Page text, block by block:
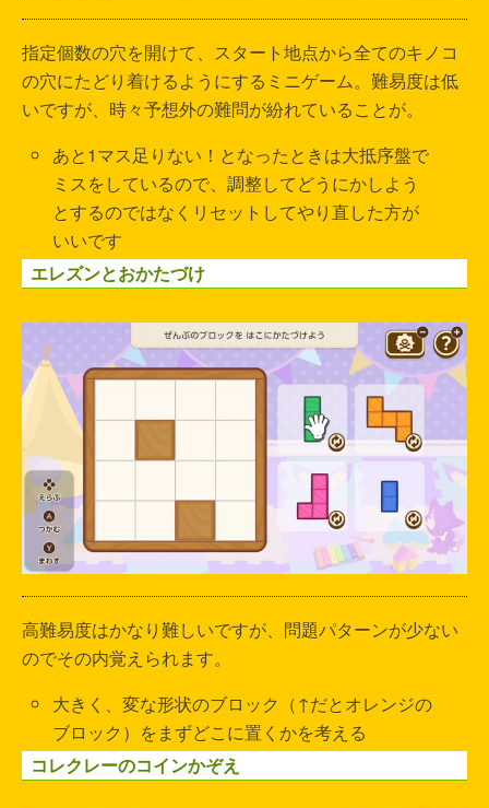
指定個数の穴を開けて、スタート地点から全てのキノコ
の穴にたどり着けるようにするミニゲーム。難易度は低
いですが、時々予想外の難問が紛れていることが。
あと1マス足りない！となったときは大抵序盤で
ミスをしているので、調整してどうにかしよう
とするのではなくリセットしてやり直した方が
いいです
エレズンとおかたづけ
高難易度はかなり難しいですが、問題パターンが少ない
のでその内覚えられます。
大きく、変な形状のブロック（↑だとオレンジの
ブロック）をまずどこに置くかを考える
コレクレーのコインかぞえ